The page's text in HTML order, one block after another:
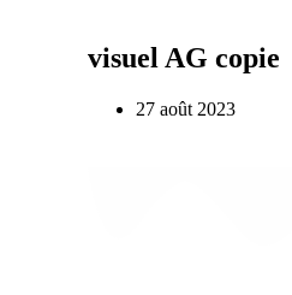
visuel AG copie
27 août 2023